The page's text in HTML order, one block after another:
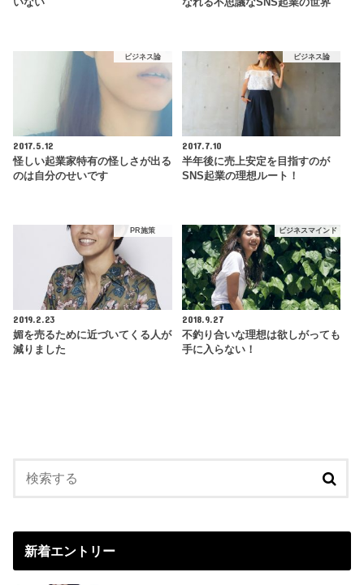
ビジネス論
2017.5.12
怪しい起業家特有の怪しさが出る
のは自分のせいです
ビジネス論
2017.7.10
半年後に売上安定を目指すのが
SNS起業の理想ルート！
PR施策
2019.2.23
媚を売るために近づいてくる人が
減りました
ビジネスマインド
2018.9.27
不釣り合いな理想は欲しがっても
手に入らない！
新着エントリー